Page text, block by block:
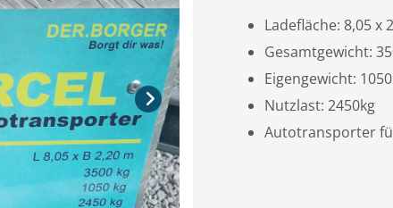
Ladefläche: 8,05 x
Gesamtgewicht:
Eigengewicht:
Nutzlast: 2450kg
Autotransporter